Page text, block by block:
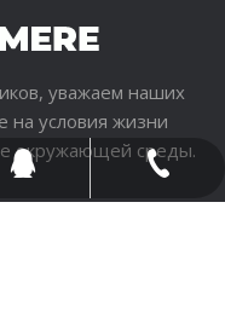
уважаем наших
на условия жизни
окружающей среды.